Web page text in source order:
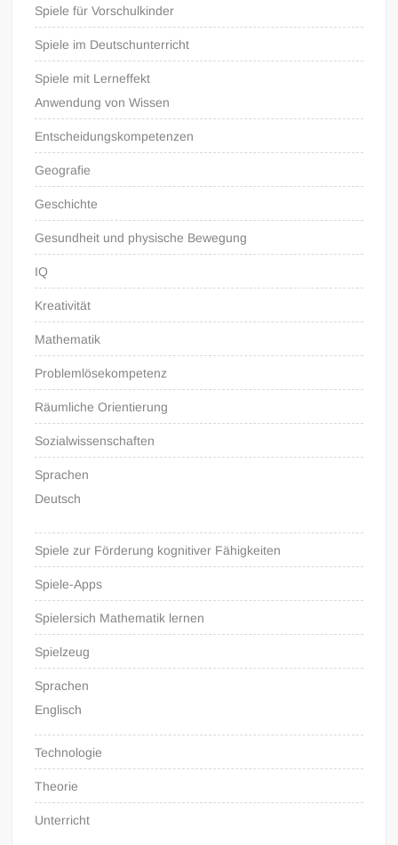
Spiele für Vorschulkinder
Spiele im Deutschunterricht
Spiele mit Lerneffekt
Anwendung von Wissen
Entscheidungskompetenzen
Geografie
Geschichte
Gesundheit und physische Bewegung
IQ
Kreativität
Mathematik
Problemlösekompetenz
Räumliche Orientierung
Sozialwissenschaften
Sprachen
Deutsch
Spiele zur Förderung kognitiver Fähigkeiten
Spiele-Apps
Spielersich Mathematik lernen
Spielzeug
Sprachen
Englisch
Technologie
Theorie
Unterricht